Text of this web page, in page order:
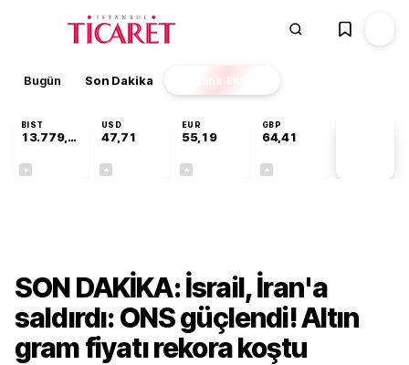
Bugün Son Dakika Finans EKSTRA
BIST
13.779,39
USD
47,71
EUR
55,19
GBP
64,41
SON DAKİKA: İsrail, İran'a
saldırdı: ONS güçlendi! Altın
gram fiyatı rekora koştu